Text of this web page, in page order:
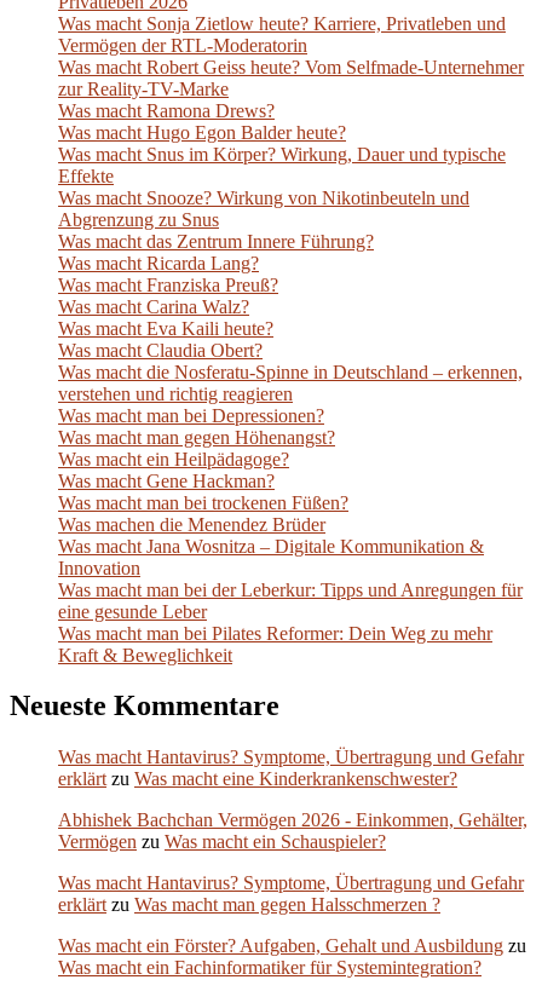
Was macht Sonja Zietlow heute? Karriere, Privatleben und
Vermögen der RTL-Moderatorin
Was macht Robert Geiss heute? Vom Selfmade-Unternehmer
zur Reality-TV-Marke
Was macht Ramona Drews?
Was macht Hugo Egon Balder heute?
Was macht Snus im Körper? Wirkung, Dauer und typische
Effekte
Was macht Snooze? Wirkung von Nikotinbeuteln und
Abgrenzung zu Snus
Was macht das Zentrum Innere Führung?
Was macht Ricarda Lang?
Was macht Franziska Preuß?
Was macht Carina Walz?
Was macht Eva Kaili heute?
Was macht Claudia Obert?
Was macht die Nosferatu-Spinne in Deutschland – erkennen,
verstehen und richtig reagieren
Was macht man bei Depressionen?
Was macht man gegen Höhenangst?
Was macht ein Heilpädagoge?
Was macht Gene Hackman?
Was macht man bei trockenen Füßen?
Was machen die Menendez Brüder
Was macht Jana Wosnitza – Digitale Kommunikation &
Innovation
Was macht man bei der Leberkur: Tipps und Anregungen für
eine gesunde Leber
Was macht man bei Pilates Reformer: Dein Weg zu mehr
Kraft & Beweglichkeit
Neueste Kommentare
Was macht Hantavirus? Symptome, Übertragung und Gefahr
erklärt zu Was macht eine Kinderkrankenschwester?
Abhishek Bachchan Vermögen 2026 - Einkommen, Gehälter,
Vermögen zu Was macht ein Schauspieler?
Was macht Hantavirus? Symptome, Übertragung und Gefahr
erklärt zu Was macht man gegen Halsschmerzen ?
Was macht ein Förster? Aufgaben, Gehalt und Ausbildung zu
Was macht ein Fachinformatiker für Systemintegration?